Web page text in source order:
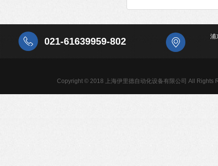
021-61639959-802 浦
Copyright © 2018 上海伊里德自动化设备有限公司 All Rights